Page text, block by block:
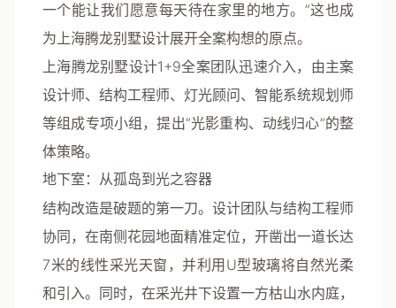
一个能让我们愿意每天待在家里的地方。”这也成
为上海腾龙别墅设计展开全案构想的原点。
上海腾龙别墅设计1+9全案团队迅速介入，由主案
设计师、结构工程师、灯光顾问、智能系统规划师
等组成专项小组，提出“光影重构、动线归心”的整
体策略。
地下室：从孤岛到光之容器
结构改造是破题的第一刀。设计团队与结构工程师
协同，在南侧花园地面精准定位，开凿出一道长达
7米的线性采光天窗，并利用U型玻璃将自然光柔
和引入。同时，在采光井下设置一方枯山水内庭，